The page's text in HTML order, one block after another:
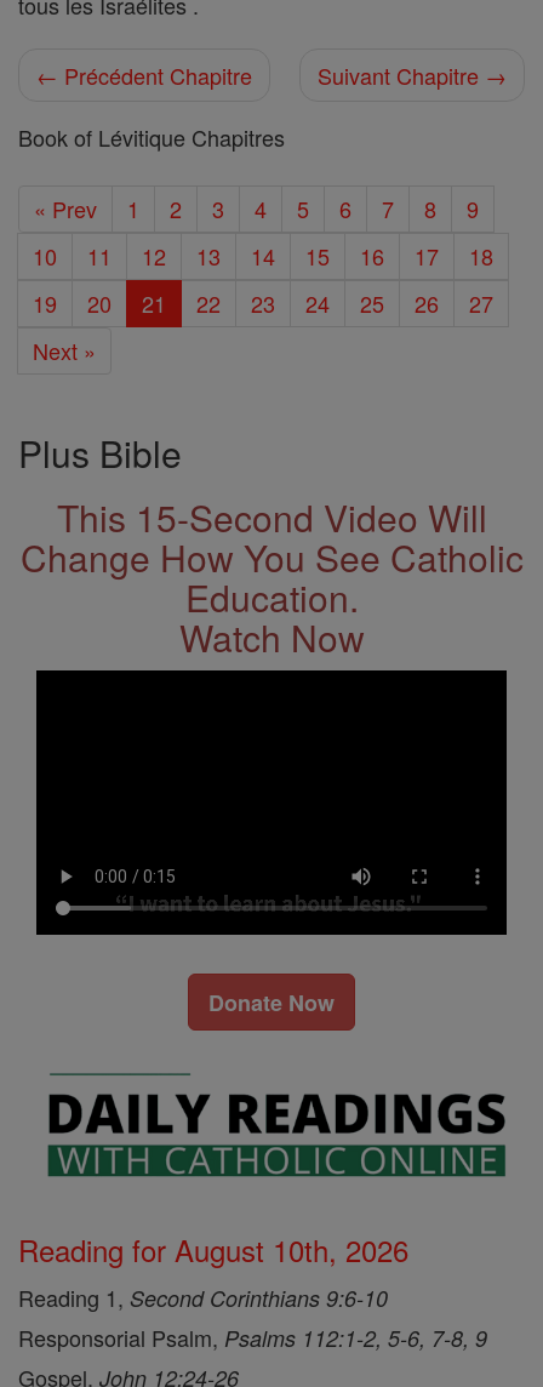
← Précédent Chapitre
Suivant Chapitre →
Book of Lévitique Chapitres
« Prev 1 2 3 4 5 6 7 8
9
10
11 12 13 14 15 16 17
18
19
20 21 22 23 24 25 26
27
Next »
Plus Bible
This 15-Second Video Will
Change How You See Catholic
Education.
Watch Now
Donate Now
Reading for August 10th, 2026
Reading 1, Second Corinthians 9:6-10
Responsorial Psalm, Psalms 112:1-2, 5-6, 7-8, 9
Gospel, John 12:24-26